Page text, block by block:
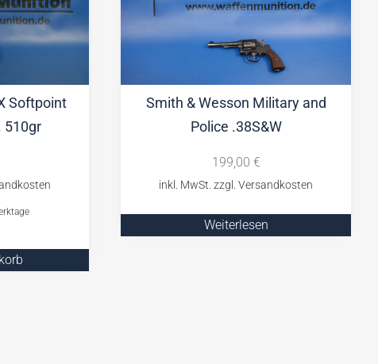
Softpoint
510gr
Smith & Wesson Military and
Police .38S&W
199,00 €
Weiterlesen